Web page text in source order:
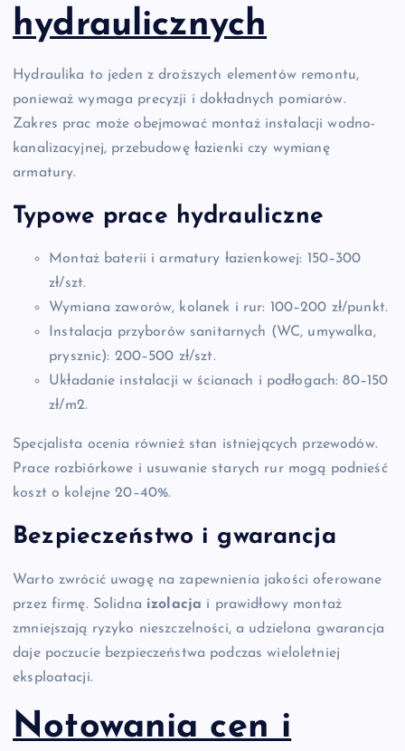
hydraulicznych
Hydraulika to jeden z droższych elementów remontu,
ponieważ wymaga precyzji i dokładnych pomiarów.
Zakres prac może obejmować montaż instalacji wodno-
kanalizacyjnej, przebudowę łazienki czy wymianę
armatury.
Typowe prace hydrauliczne
Montaż baterii i armatury łazienkowej: 150–300
zł/szt.
Wymiana zaworów, kolanek i rur: 100–200 zł/punkt.
Instalacja przyborów sanitarnych (WC, umywalka,
prysznic): 200–500 zł/szt.
Układanie instalacji w ścianach i podłogach: 80–150
zł/m2.
Specjalista ocenia również stan istniejących przewodów.
Prace rozbiórkowe i usuwanie starych rur mogą podnieść
koszt o kolejne 20–40%.
Bezpieczeństwo i gwarancja
Warto zwrócić uwagę na zapewnienia jakości oferowane
przez firmę. Solidna izolacja i prawidłowy montaż
zmniejszają ryzyko nieszczelności, a udzielona gwarancja
daje poczucie bezpieczeństwa podczas wieloletniej
eksploatacji.
Notowania cen i